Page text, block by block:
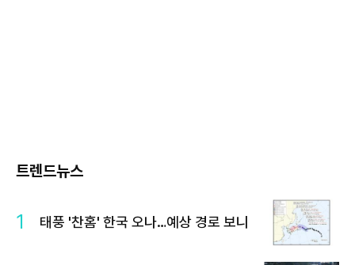
트렌드뉴스
1 태풍 '찬홈' 한국 오나…예상 경로 보니